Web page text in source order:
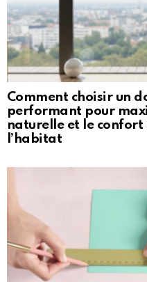
Comment choisir un
performant pour
naturelle et le confort
l’habitat